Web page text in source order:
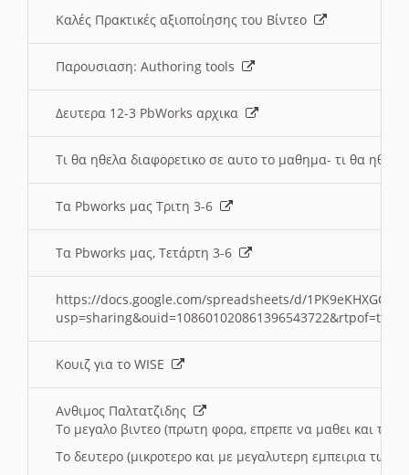
Καλές Πρακτικές αξιοποίησης του Βίντεο
Παρουσιαση: Authoring tools
Δευτερα 12-3 PbWorks αρχικα
Τι θα ηθελα διαφορετικο σε αυτο το μαθημα- τι θα
Τα Pbworks μας Τριτη 3-6
Τα Pbworks μας, Τετάρτη 3-6
https://docs.google.com/spreadsheets/d/
Κουιζ για το WISE
Ανθιμος Παλτατζιδης
Το μεγαλο βιντεο (πρωτη φορα, επρεπε να μαθει και το
Το δευτερο (μικροτερο και με μεγαλυτερη εμπειρια